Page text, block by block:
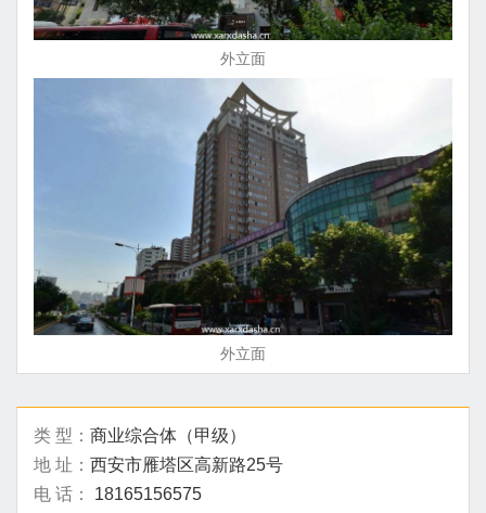
外立面
外立面
类 型： 商业综合体（甲级）
地 址： 西安市雁塔区高新路25号
电 话：
18165156575